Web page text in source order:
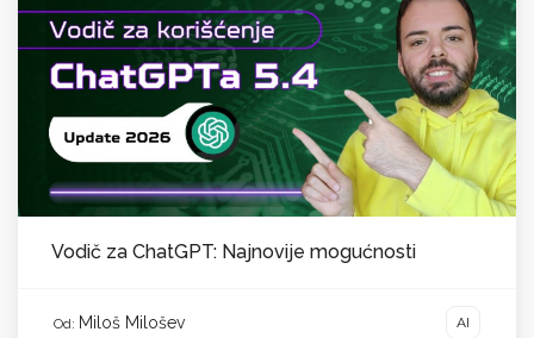
Vodič za ChatGPT: Najnovije mogućnosti
Od: Miloš Milošev AI